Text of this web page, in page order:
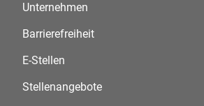
Unternehmen
Barrierefreiheit
E-Stellen
Stellenangebote